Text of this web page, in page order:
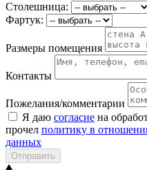
Столешница:
Фартук:
Размеры помещения
Контакты
Пожелания/комментарии
Я даю согласие на
прочел политику в
данных
Отправить